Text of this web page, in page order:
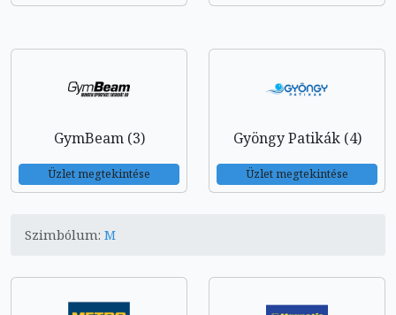
GymBeam (3)
Üzlet megtekintése
Gyöngy Patikák (4)
Üzlet megtekintése
Szimbólum: M